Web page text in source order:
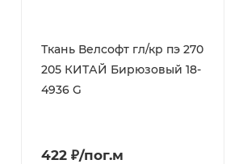
Ткань Велсофт гл/кр пэ 270
205 КИТАЙ Бирюзовый 18-
4936 G
422 ₽/пог.м